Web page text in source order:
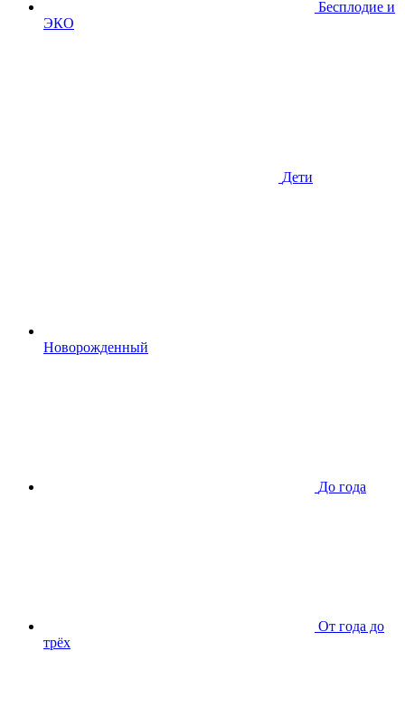
Бесплодие и
ЭКО
Дети
Новорожденный
До года
От года до
трёх